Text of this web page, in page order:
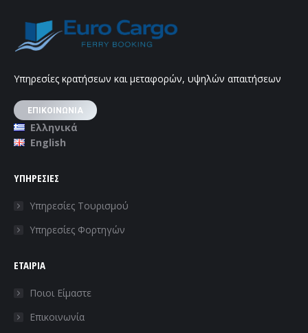
Υπηρεσίες κρατήσεων και μεταφορών, υψηλών απαιτήσεων
ΕΠΙΚΟΙΝΩΝΙΑ
Ελληνικά
English
ΥΠΗΡΕΣΙΕΣ
Υπηρεσίες Τουρισμού
Υπηρεσίες Φορτηγών
ΕΤΑΙΡΙΑ
Ποιοι Είμαστε
Επικοινωνία